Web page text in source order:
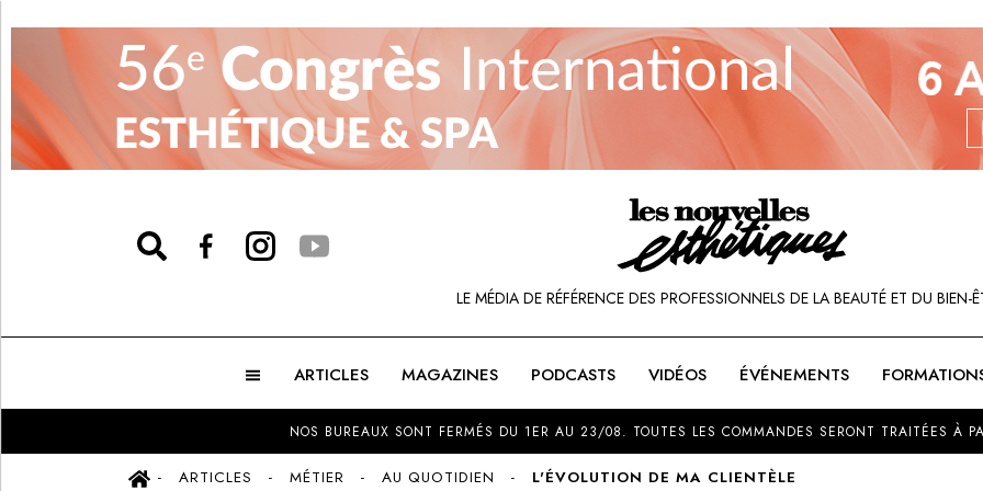
LE MÉDIA DE RÉFÉRENCE DES PROFESSIONNELS DE LA BEAUTÉ ET DU BIEN-
ARTICLES MAGAZINES PODCASTS VIDÉOS ÉVÉNEMENTS
NOS BUREAUX SONT FERMÉS DU 1ER AU 23/08. TOUTES LES COMMANDES SERONT TRAITÉES À
ARTICLES MÉTIER AU QUOTIDIEN L'ÉVOLUTION DE MA CLIENTÈLE